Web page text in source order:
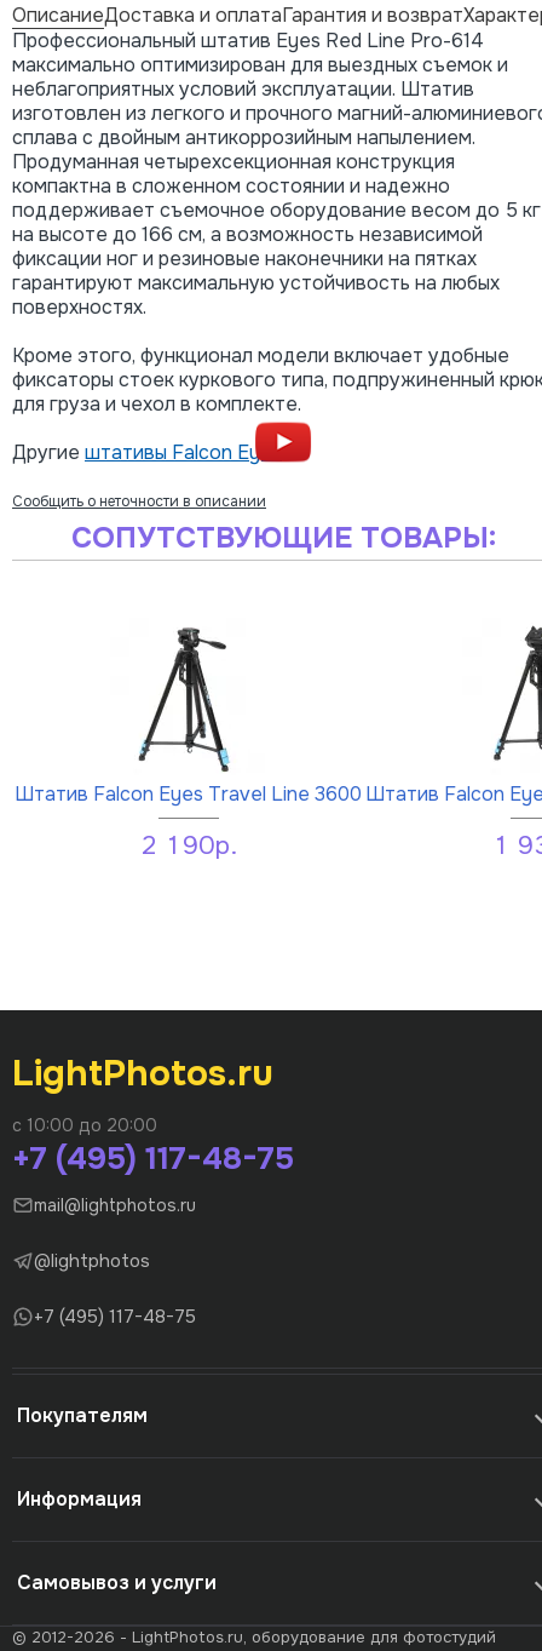
ОписаниеДоставка и оплатаГарантия и возврат
Профессиональный штатив Eyes Red Line Pro-614
максимально оптимизирован для выездных съемок и
неблагоприятных условий эксплуатации. Штатив
изготовлен из легкого и прочного магний-
сплава с двойным антикоррозийным напылением.
Продуманная четырехсекционная конструкция
компактна в сложенном состоянии и надежно
поддерживает съемочное оборудование весом до 5 кг
на высоте до 166 см, а возможность независимой
фиксации ног и резиновые наконечники на пятках
гарантируют максимальную устойчивость на любых
поверхностях.
Кроме этого, функционал модели включает удобные
фиксаторы стоек куркового типа, подпружиненный
для груза и чехол в комплекте.
Другие штативы Falcon Eyes
Сообщить о неточности в описании
СОПУТСТВУЮЩИЕ ТОВАРЫ:
Штатив Falcon Eyes Travel Line 3600
2 190р.
Штатив Falcon
1
LightPhotos.ru
с 10:00 до 20:00
+7 (495) 117-48-75
mail@lightphotos.ru
@lightphotos
+7 (495) 117-48-75
Покупателям
Информация
Самовывоз и услуги
© 2012-2026 - LightPhotos.ru, оборудование для фотостудий